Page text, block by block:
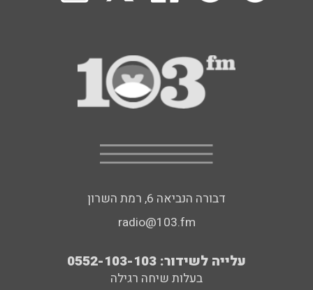
דבורה הנביאה 6, רמת השרון
radio@103.fm
עלייה לשידור: 0552-103-103
בעלות שיחה רגילה